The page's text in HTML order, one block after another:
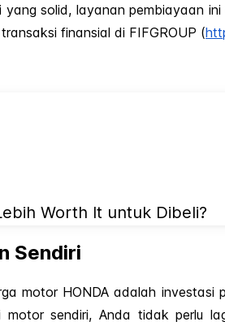
solid, layanan pembiayaan
finansial di FIFGROUP (
Worth It untuk Dibeli?
Sendiri
motor HONDA adalah
sendiri, Anda tidak perlu